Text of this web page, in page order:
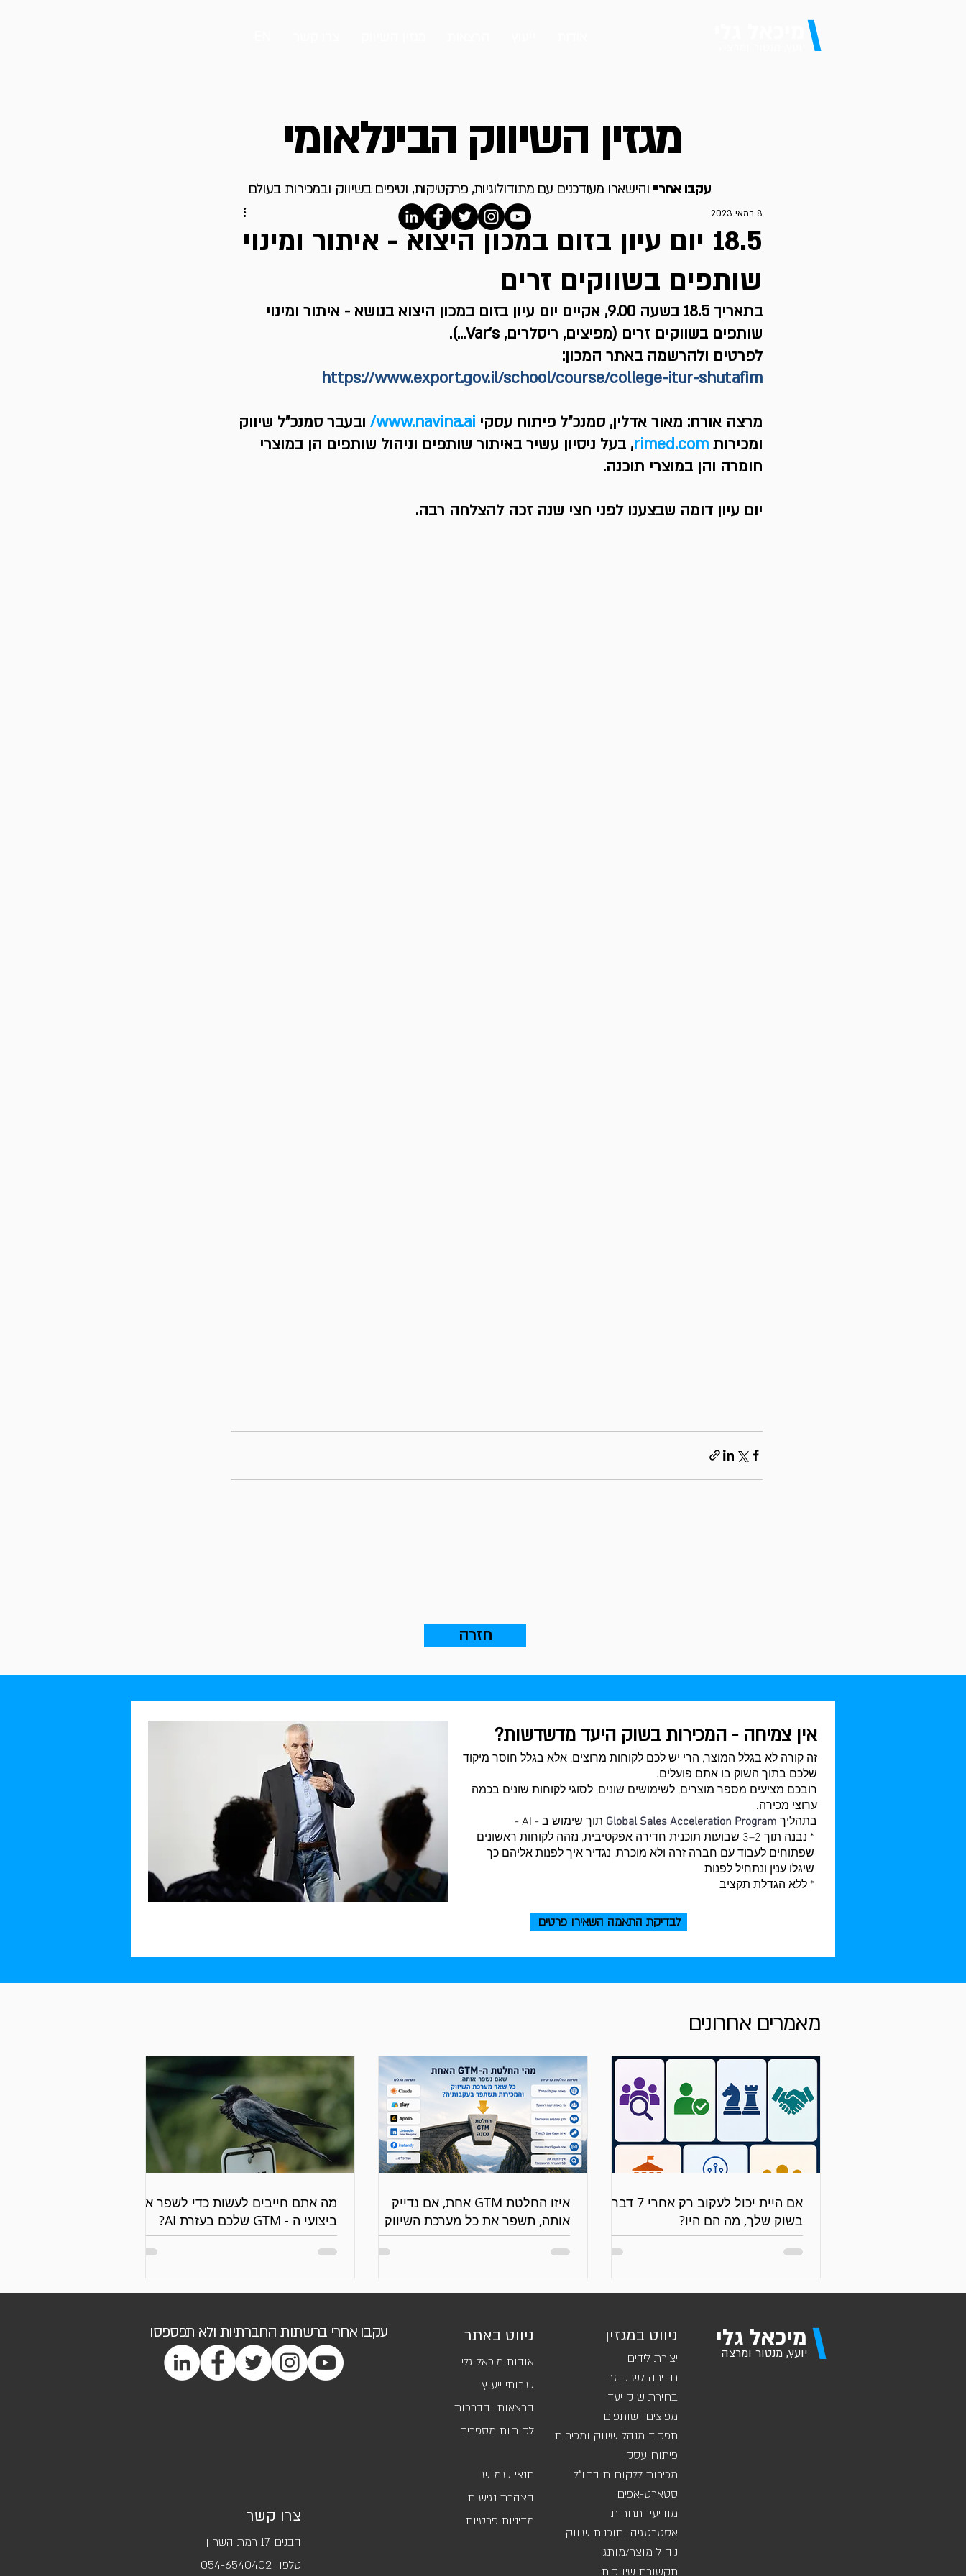
\
מגזין השיווק הבינלאומי
18.5 יום עיון בזום במכון היצוא - איתור ומינוי
שותפים בשווקים זרים
8 במאי 2023
בתאריך 18.5 בשעה 9.00, אקיים יום עיון בזום במכון היצוא בנושא - איתור ומינוי
שותפים בשווקים זרים (מפיצים, ריסלרים, Var’s...).
לפרטים ולהרשמה באתר המכון:
https://www.export.gov.il/school/course/college-itur-shutafim
מרצה אורח: מאור אדלין, סמנכ"ל פיתוח עסקי www.navina.ai/ ובעבר סמנכ"ל שיווק
ומכירות rimed.com, בעל ניסיון עשיר באיתור שותפים וניהול שותפים הן במוצרי
חומרה והן במוצרי תוכנה.
יום עיון דומה שבצענו לפני חצי שנה זכה להצלחה רבה.
עקבו אחריי והישארו מעודכנים עם מתודולוגיות, פרקטיקות, וטיפים בשיווק ובמכירות בעולם
חזרה
אין צמיחה - המכירות בשוק היעד מדשדשות?
זה קורה לא בגלל המוצר, הרי יש לכם לקוחות מרוצים, אלא בגלל חוסר מיקוד
שלכם בתוך השוק בו אתם פועלים.
רובכם מציעים מספר מוצרים, לשימושים שונים, לסוגי לקוחות שונים בכמה
ערוצי מכירה.
בתהליך Global Sales Acceleration Program תוך שימוש ב - AI -
* נבנה תוך 2–3 שבועות תוכנית חדירה אפקטיבית, נזהה לקוחות ראשונים
שפתוחים לעבוד עם חברה זרה ולא מוכרת, נגדיר איך לפנות אליהם כך
שיגלו ענין ונתחיל לפנות
* ללא הגדלת תקציב
לבדיקת התאמה השאירו פרטים
מאמרים אחרונים
אם היית יכול לעקוב רק אחרי 7 דברים
בשוק שלך, מה הם היו?
איזו החלטת GTM אחת, אם נדייק
אותה, תשפר את כל מערכת השיווק
והמכירות?
מה אתם חייבים לעשות כדי לשפר את
ביצועי ה - GTM שלכם בעזרת AI?
עקבו אחרי ברשתות החברתיות ולא תפספסו
צרו קשר
הבנים 17 רמת השרון
טלפון ‭054-6540402‬
ניווט באתר
אודות מיכאל גלי
שירותי ייעוץ
הרצאות והדרכות
לקוחות מספרים
תנאי שימוש
הצהרת נגישות
מדיניות פרטיות
ניווט במגזין
יצירת לידים
חדירה לשוק זר
בחירת שוק יעד
מפיצים ושותפים
תפקיד מנהל שיווק ומכירות
פיתוח עסקי
מכירות ללקוחות בחו"ל
סטארט-אפים
מודיעין תחרותי
אסטרטגיה ותוכנית שיווק
ניהול מוצר/מותג
תקשורת שיווקית
מיכאל גלי
יועץ, מנטור ומרצה \